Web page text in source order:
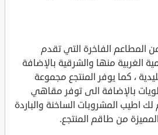
المطاعم الفاخرة التي تقدم
الغربية منها والشرقية بالإضافة
، كما يوفر المنتجع مجموعة
بالإضافة الى توفر مقاهي
اطيب المشروبات الساخنة والباردة
من طاقم المنتجع.